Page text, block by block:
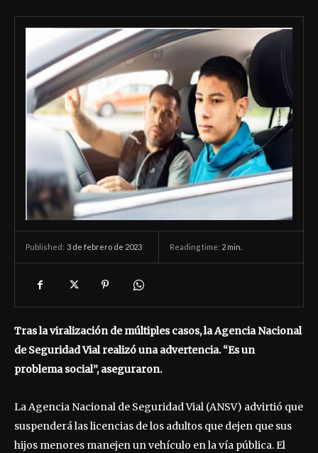
Published: 3 de febrero de 2023 Reading time: 2 min.
Tras la viralización de múltiples casos, la Agencia Nacional
de Seguridad Vial realizó una advertencia. “Es un
problema social”, aseguraron.
La Agencia Nacional de Seguridad Vial (ANSV) advirtió que
suspenderá las licencias de los adultos que dejen que sus
hijos menores manejen un vehículo en la vía pública. El